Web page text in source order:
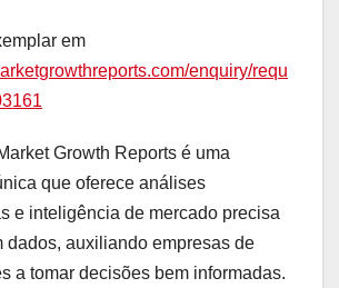
em
enquiry/requ
Growth Reports é uma
que oferece análises
e inteligência de mercado precisa
dados, auxiliando empresas de
a tomar decisões bem informadas.